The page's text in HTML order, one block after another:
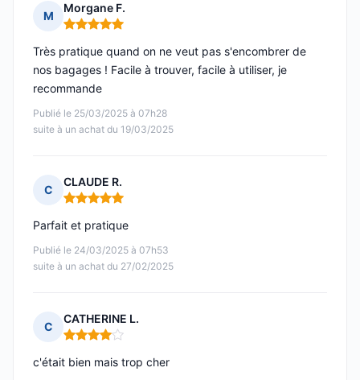
M
Morgane F.
Note : 5 sur 5
Publié le 25/03/2025 à 07h28
suite à un achat du 19/03/2025
Très pratique quand on ne veut pas s'encombrer de
nos bagages ! Facile à trouver, facile à utiliser, je
recommande
C
CLAUDE R.
Note : 5 sur 5
Publié le 24/03/2025 à 07h53
suite à un achat du 27/02/2025
Parfait et pratique
C
CATHERINE L.
Note : 4 sur 5
c'était bien mais trop cher